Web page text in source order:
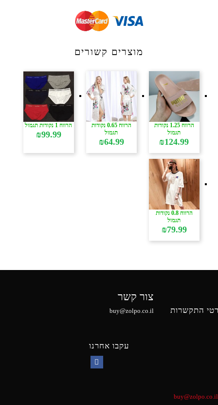
מוצרים קשורים
הרווח 1.25 נקודות
תגמול
₪124.99
הרווח 0.65 נקודות
תגמול
₪64.99
הרווח 1 נקודות תגמול
₪99.99
הרווח 0.8 נקודות
תגמול
₪79.99
התקשרות
צור קשר
buy@zolpo.co.il
עקבו אחרנו
buy@zolpo.co.il